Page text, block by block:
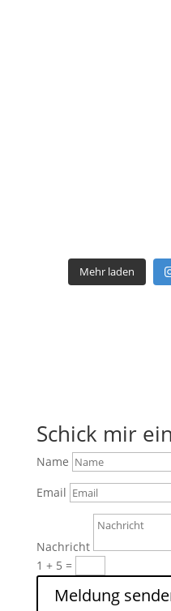
Mehr laden
Schick mir
Name
Email
Nachricht
1 + 5 =
Meldung